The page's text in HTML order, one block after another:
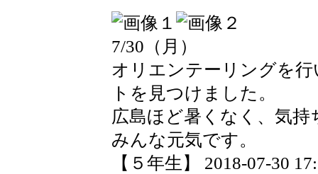
7/30（月）
オリエンテーリングを
トを見つけました。
広島ほど暑くなく、気
みんな元気です。
【５年生】 2018-07-30